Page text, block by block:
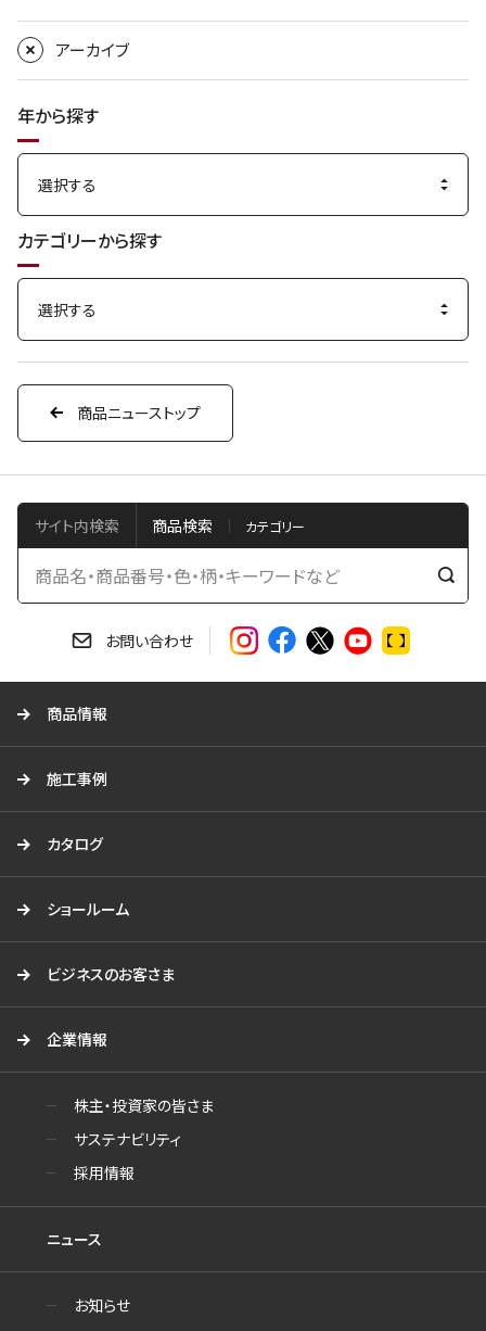
アーカイブ
年から探す
カテゴリーから探す
商品ニューストップ
サイト内検索 商品検索
検
お問い合わせ
商品情報
施工事例
カタログ
ショールーム
ビジネスのお客さま
企業情報
株主・投資家の皆さま
サステナビリティ
採用情報
ニュース
お知らせ